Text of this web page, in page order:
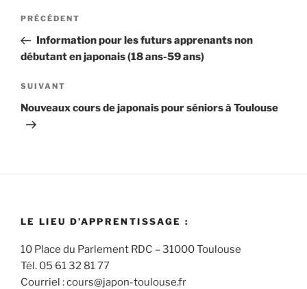
Navigation
l’article
Article
précédent
PRÉCÉDENT
Information pour les futurs apprenants non
débutant en japonais (18 ans-59 ans)
Article
suivant
SUIVANT
Nouveaux cours de japonais pour séniors à Toulouse
LE LIEU D’APPRENTISSAGE :
10 Place du Parlement RDC – 31000 Toulouse
Tél. 05 61 32 81 77
Courriel : cours@japon-toulouse.fr